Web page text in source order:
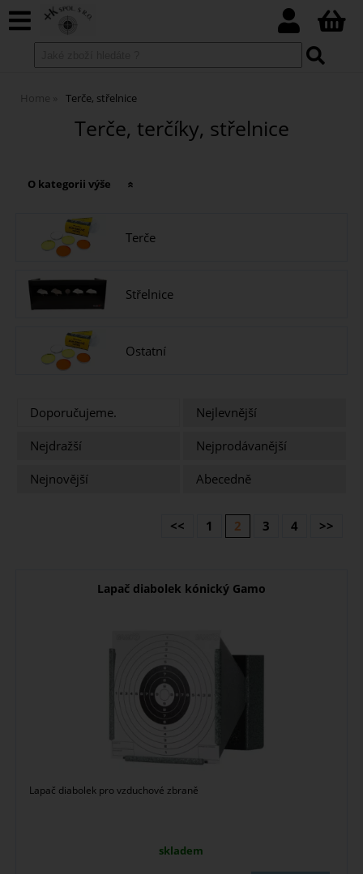
Home Terče, střelnice
Terče, terčíky, střelnice
O kategorii výše
Terče
Střelnice
Ostatní
Doporučujeme.
Nejlevnější
Nejdražší
Nejprodávanější
Nejnovější
Abecedně
<< 1 2 3 4 >>
Lapač diabolek kónický Gamo
Lapač diabolek pro vzduchové zbraně
skladem